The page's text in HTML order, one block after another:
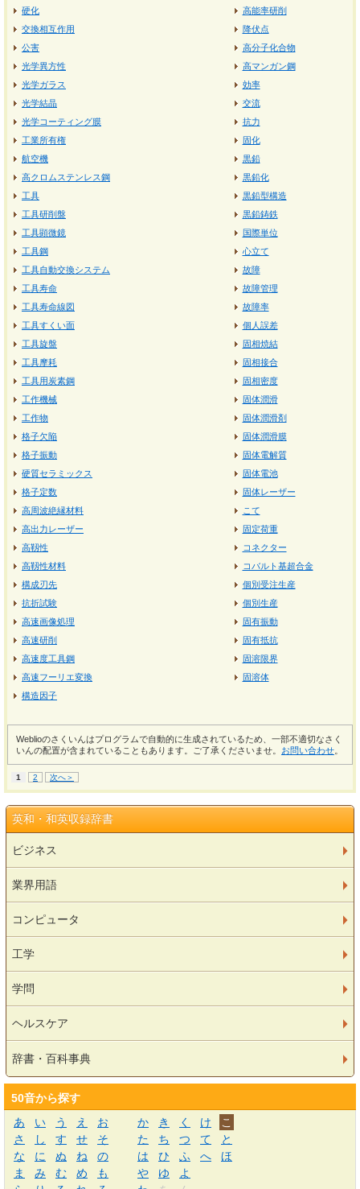
硬化
交換相互作用
公害
光学異方性
光学ガラス
光学結晶
光学コーティング膜
工業所有権
航空機
高クロムステンレス鋼
工具
工具研削盤
工具顕微鏡
工具鋼
工具自動交換システム
工具寿命
工具寿命線図
工具すくい面
工具旋盤
工具摩耗
工具用炭素鋼
工作機械
工作物
格子欠陥
格子振動
硬質セラミックス
格子定数
高周波絶縁材料
高出力レーザー
高靱性
高靱性材料
構成刃先
抗折試験
高速画像処理
高速研削
高速度工具鋼
高速フーリエ変換
構造因子
高能率研削
降伏点
高分子化合物
高マンガン鋼
効率
交流
抗力
固化
黒鉛
黒鉛化
黒鉛型構造
黒鉛鋳鉄
国際単位
心立て
故障
故障管理
故障率
個人誤差
固相焼結
固相接合
固相密度
固体潤滑
固体潤滑剤
固体潤滑膜
固体電解質
固体電池
固体レーザー
こて
固定荷重
コネクター
コバルト基超合金
個別受注生産
個別生産
固有振動
固有抵抗
固溶限界
固溶体
Weblioのさくいんはプログラムで自動的に生成されているため、一部不適切なさく
いんの配置が含まれていることもあります。ご了承くださいませ。 お問い合わせ
1 2 次へ＞
英和・和英収録辞書
ビジネス
業界用語
コンピュータ
工学
学問
ヘルスケア
辞書・百科事典
50音から探す
あ
い う え お か き く け
こ
さ
し す せ そ た ち つ て
と
な
に ぬ ね の は ひ ふ へ
ほ
ま
み む め も や ゆ
よ